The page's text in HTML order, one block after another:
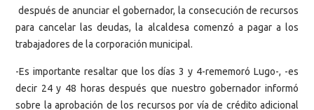
después de anunciar el gobernador, la consecución de recursos
para cancelar las deudas, la alcaldesa comenzó a pagar a los
trabajadores de la corporación municipal.
-Es importante resaltar que los días 3 y 4-rememoró Lugo-, -es
decir 24 y 48 horas después que nuestro gobernador informó
sobre la aprobación de los recursos por vía de crédito adicional